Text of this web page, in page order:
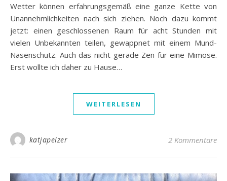
Wetter können erfahrungsgemäß eine ganze Kette von
Unannehmlichkeiten nach sich ziehen. Noch dazu kommt
jetzt: einen geschlossenen Raum für acht Stunden mit
vielen Unbekannten teilen, gewappnet mit einem Mund-
Nasenschutz. Auch das nicht gerade Zen für eine Mimose.
Erst wollte ich daher zu Hause…
WEITERLESEN
katjapelzer 2 Kommentare